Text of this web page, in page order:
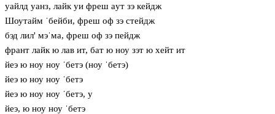
уайлд уанз, лайк уи фреш aут зэ кейдж
Шоутайм ˈбейби, фреш оф зэ стейдж
бэд лил' мэˈма, фреш оф зэ пейдж
франт лайк ю лав ит, бат ю ноу зэт ю хейт ит
йеэ ю ноу ноу ˈбетэ (ноу ˈбетэ)
йеэ ю ноу ноу ˈбетэ
йеэ ю ноу ноу ˈбетэ, у
йеэ, ю ноу ноу ˈбетэ